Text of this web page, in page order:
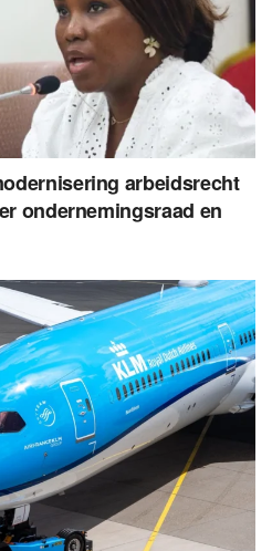
arbeidsrecht
ondernemingsraad en